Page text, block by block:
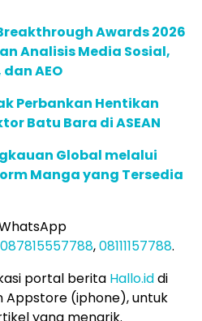
Awards 2026
Analisis Media Sosial,
AEO
Perbankan Hentikan
Batu Bara di ASEAN
Global melalui
Manga yang Tersedia
087815557788,08111157788.
portal berita Hallo.iddi
Appstore (iphone), untuk